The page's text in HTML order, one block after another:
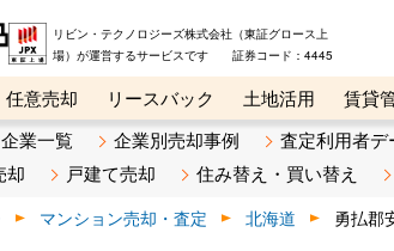
リビン・テクノロジーズ株式会社（東証グロース上
場）が運営するサービスです 証券コード：4445
任意売却 リースバック 土地活用 賃貸
カンパニー オンライン講座 リビンマガジ
業一覧 企業別売却事例 査定利用者デ
却 戸建て売却 住み替え・買い替え
マンション売却・査定 北海道 勇払郡